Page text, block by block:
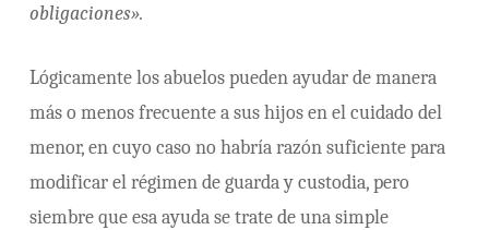
obligaciones».
Lógicamente los abuelos pueden ayudar de manera
más o menos frecuente a sus hijos en el cuidado del
menor, en cuyo caso no habría razón suficiente para
modificar el régimen de guarda y custodia, pero
siembre que esa ayuda se trate de una simple